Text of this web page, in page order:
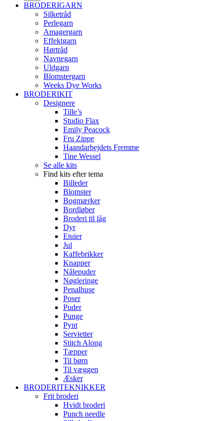
BRODERIGARN
Silketråd
Perlegarn
Amagergarn
Effektgarn
Hørtråd
Navnegarn
Uldgarn
Blomstergarn
Weeks Dye Works
BRODERIKIT
Designere
Tille’s
Studio Flax
Emily Peacock
Fru Zippe
Haandarbejdets Fremme
Tine Wessel
Se alle kits
Find kits efter tema
Billeder
Blomster
Bogmærker
Bordløber
Broderi til låg
Dyr
Etuier
Jul
Kaffebrikker
Knapper
Nålepuder
Nøgleringe
Penalhuse
Poser
Puder
Punge
Pynt
Servietter
Stitch Along
Tæpper
Til børn
Til væggen
Æsker
BRODERITEKNIKKER
Frit broderi
Hvidt broderi
Punch needle